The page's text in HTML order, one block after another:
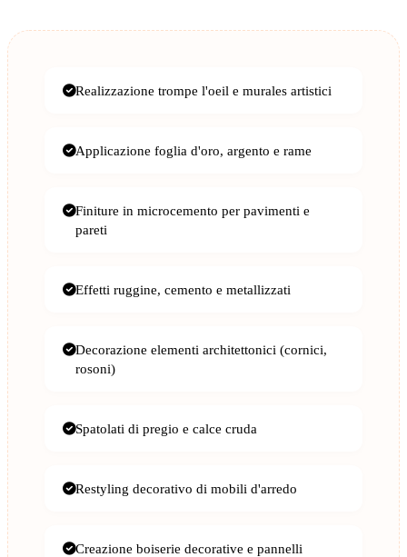
Realizzazione trompe l'oeil e murales artistici
Applicazione foglia d'oro, argento e rame
Finiture in microcemento per pavimenti e
pareti
Effetti ruggine, cemento e metallizzati
Decorazione elementi architettonici (cornici,
rosoni)
Spatolati di pregio e calce cruda
Restyling decorativo di mobili d'arredo
Creazione boiserie decorative e pannelli